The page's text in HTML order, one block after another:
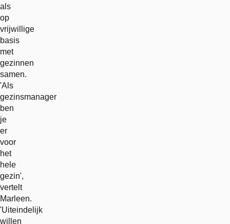
als
op
vrijwillige
basis
met
gezinnen
samen.
'Als
gezinsmanager
ben
je
er
voor
het
hele
gezin',
vertelt
Marleen.
'Uiteindelijk
willen